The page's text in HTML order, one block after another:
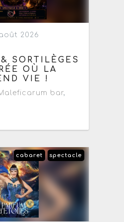
2026
SORTILÈGES
OÙ LA
VIE !
bar,
spectacle
cabaret